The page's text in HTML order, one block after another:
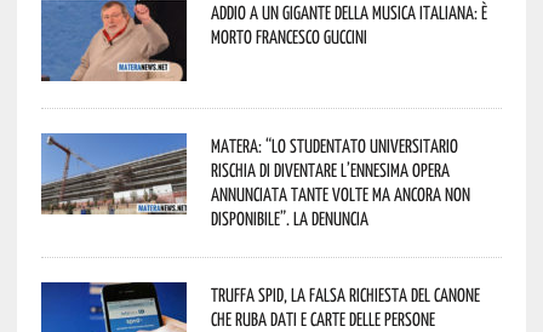
Addio a un gigante della musica italiana: è
morto Francesco Guccini
Matera: “Lo studentato universitario
rischia di diventare l’ennesima opera
annunciata tante volte ma ancora non
disponibile”. La denuncia
Truffa Spid, la falsa richiesta del canone
che ruba dati e carte delle persone